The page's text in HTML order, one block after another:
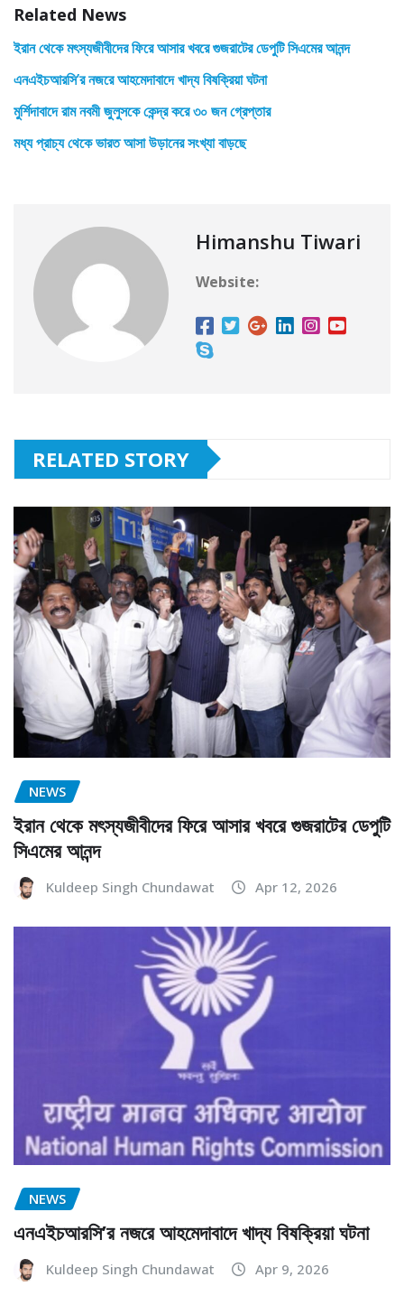
Related News
ইরান থেকে মৎস্যজীবীদের ফিরে আসার খবরে গুজরাটের ডেপুটি সিএমের আনন্দ
এনএইচআরসি’র নজরে আহমেদাবাদে খাদ্য বিষক্রিয়া ঘটনা
মুর্শিদাবাদে রাম নবমী জুলুসকে কেন্দ্র করে ৩০ জন গ্রেপ্তার
মধ্য প্রাচ্য থেকে ভারত আসা উড়ানের সংখ্যা বাড়ছে
Himanshu Tiwari
Website:
RELATED STORY
NEWS
ইরান থেকে মৎস্যজীবীদের ফিরে আসার খবরে গুজরাটের ডেপুটি
সিএমের আনন্দ
Kuldeep Singh Chundawat Apr 12, 2026
NEWS
এনএইচআরসি’র নজরে আহমেদাবাদে খাদ্য বিষক্রিয়া ঘটনা
Kuldeep Singh Chundawat Apr 9, 2026